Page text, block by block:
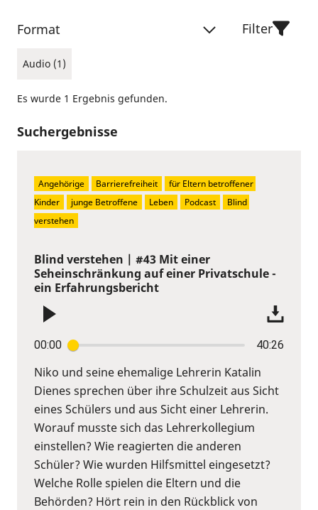
Format
Audio (1)
Filter
Es wurde 1 Ergebnis gefunden.
Suchergebnisse
Blind verstehen | #43 Mit einer
Seheinschränkung auf einer Privatschule -
ein Erfahrungsbericht
00:00 40:26
Niko und seine ehemalige Lehrerin Katalin
Dienes sprechen über ihre Schulzeit aus Sicht
eines Schülers und aus Sicht einer Lehrerin.
Worauf musste sich das Lehrerkollegium
einstellen? Wie reagierten die anderen
Schüler? Wie wurden Hilfsmittel eingesetzt?
Welche Rolle spielen die Eltern und die
Behörden? Hört rein in den Rückblick von
Angehörige Barrierefreiheit
für Eltern betroffener
Kinder
junge Betroffene Leben Podcast
Blind
verstehen